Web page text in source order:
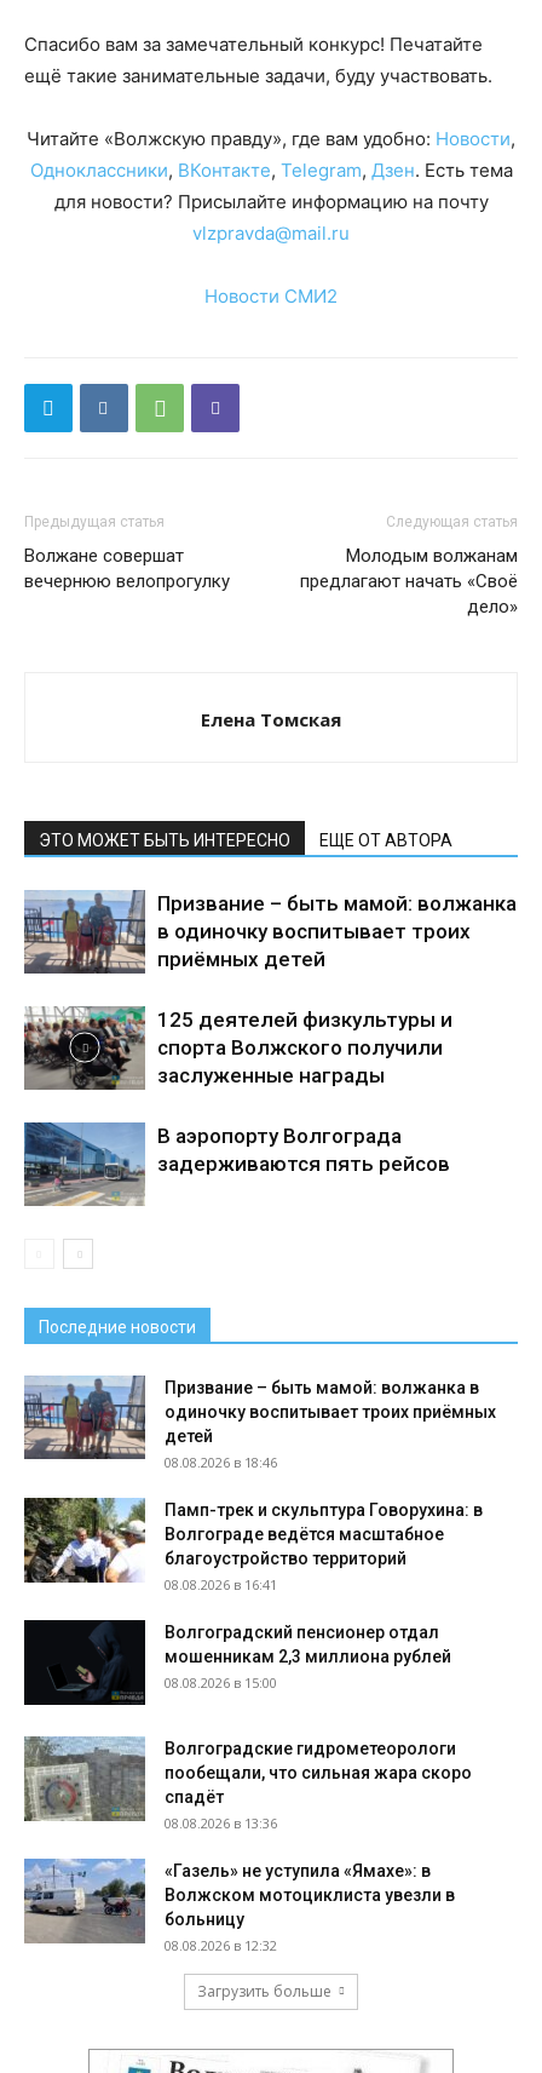
Спасибо вам за замечательный конкурс! Печатайте
ещё такие занимательные задачи, буду участвовать.
Читайте «Волжскую правду», где вам удобно: Новости,
Одноклассники, ВКонтакте, Telegram, Дзен. Есть тема
для новости? Присылайте информацию на почту
vlzpravda@mail.ru
Новости СМИ2
Предыдущая статья
Волжане совершат
вечернюю велопрогулку
Следующая статья
Молодым волжанам
предлагают начать «Своё
дело»
Елена Томская
ЭТО МОЖЕТ БЫТЬ ИНТЕРЕСНО ЕЩЕ ОТ АВТОРА
Призвание – быть мамой: волжанка
в одиночку воспитывает троих
приёмных детей
125 деятелей физкультуры и
спорта Волжского получили
заслуженные награды
В аэропорту Волгограда
задерживаются пять рейсов
Последние новости
Призвание – быть мамой: волжанка в
одиночку воспитывает троих приёмных
детей
08.08.2026 в 18:46
Памп-трек и скульптура Говорухина: в
Волгограде ведётся масштабное
благоустройство территорий
08.08.2026 в 16:41
Волгоградский пенсионер отдал
мошенникам 2,3 миллиона рублей
08.08.2026 в 15:00
Волгоградские гидрометеорологи
пообещали, что сильная жара скоро
спадёт
08.08.2026 в 13:36
«Газель» не уступила «Ямахе»: в
Волжском мотоциклиста увезли в
больницу
08.08.2026 в 12:32
Загрузить больше